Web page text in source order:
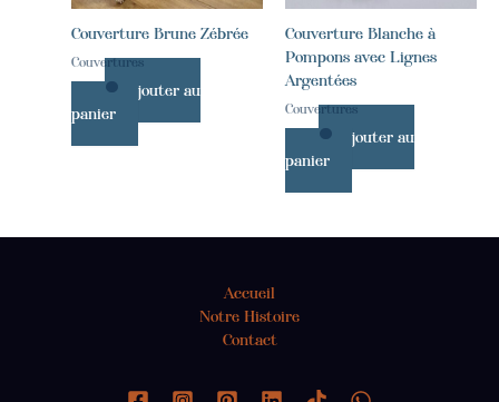
Couverture Brune Zébrée
Couvertures
Ajouter au
panier
Couverture Blanche à
Pompons avec Lignes
Argentées
Couvertures
Ajouter au
panier
Accueil
Notre Histoire
Contact